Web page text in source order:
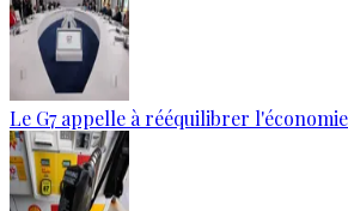
Le G7 appelle à rééquilibrer